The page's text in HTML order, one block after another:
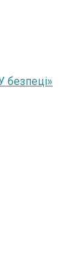
безпеці»